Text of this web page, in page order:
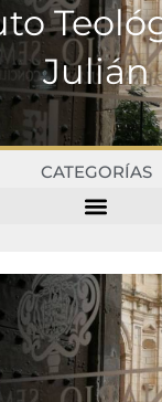
Julián
CATEGORÍAS